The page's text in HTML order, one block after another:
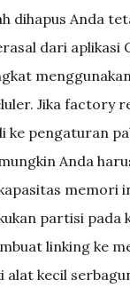
dihapus Anda
dari aplikasi
Jika factory
ke pengaturan
Anda
memori
partisi pada
linking ke
alat kecil